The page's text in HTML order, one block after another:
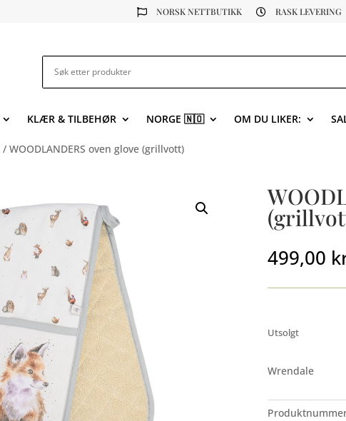
 NORSK NETTBUTIKK  RASK LEVERING
KLÆR & TILBEHØR NORGE 🇳🇴 OM DU LIKER:
/ WOODLANDERS oven glove (grillvott)
499,00
Utsolgt
Wrendale